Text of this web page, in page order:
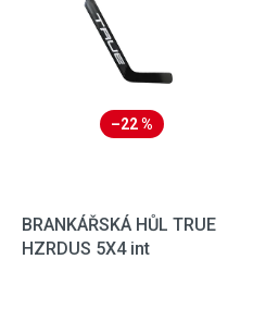
–22 %
BRANKÁŘSKÁ HŮL TRUE
HZRDUS 5X4 int